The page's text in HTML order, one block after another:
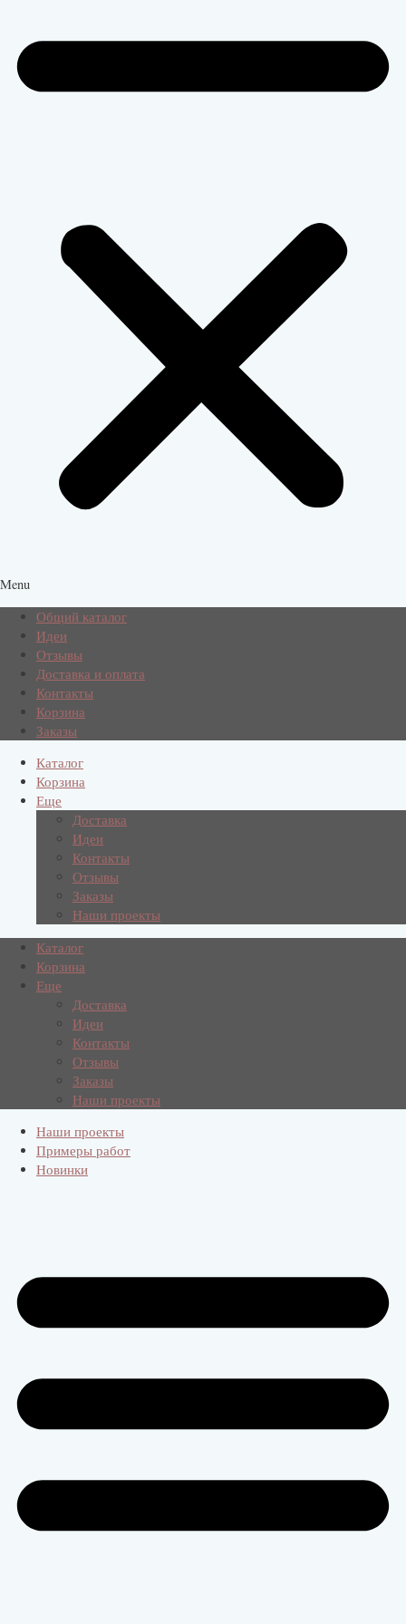
Menu
Общий каталог
Идеи
Отзывы
Доставка и оплата
Контакты
Корзина
Заказы
Каталог
Корзина
Еще
Доставка
Идеи
Контакты
Отзывы
Заказы
Наши проекты
Каталог
Корзина
Еще
Доставка
Идеи
Контакты
Отзывы
Заказы
Наши проекты
Наши проекты
Примеры работ
Новинки